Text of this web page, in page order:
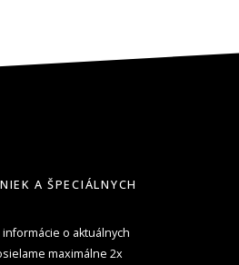
A ŠPECIÁLNYCH
o aktuálnych
maximálne 2x